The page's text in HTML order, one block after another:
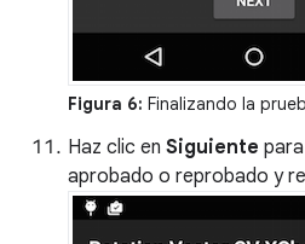
Figura 6: Finalizando la
Haz clic en Siguiente
aprobado o reprobado y